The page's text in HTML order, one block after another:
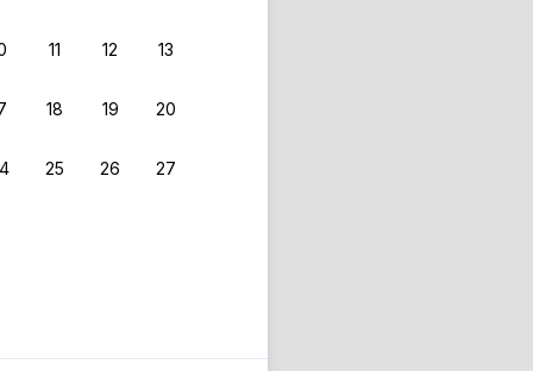
11 12 13
18 19 20
25 26 27